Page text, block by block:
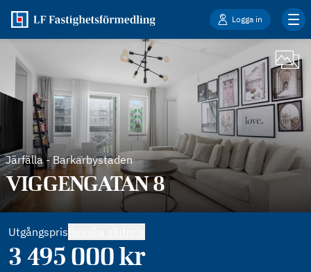
Logga in
Järfälla-Barkarbystaden
VIGGENGATAN 8
Utgångspris
3 495 000kr